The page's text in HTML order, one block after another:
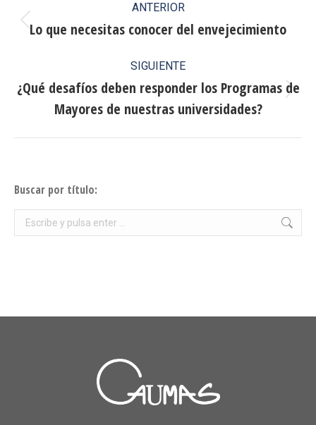
entre
publicaciones
ANTERIOR
Publicación
Lo que necesitas conocer del envejecimiento
SIGUIENTE
Publicación
siguiente:
¿Qué desafíos deben responder los Programas de
Mayores de nuestras universidades?
Buscar por título:
Buscar: